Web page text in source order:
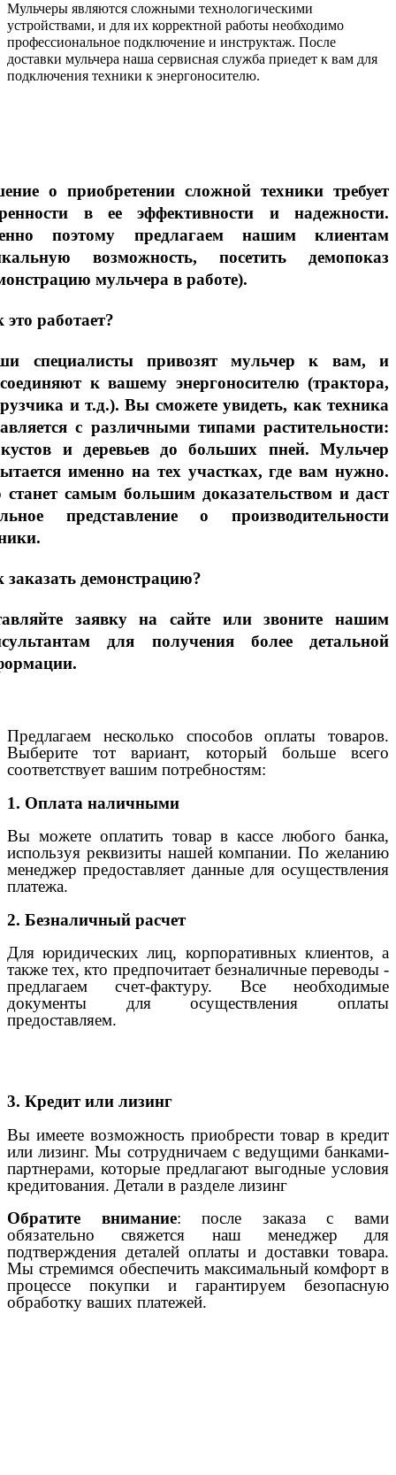
Мульчеры являются сложными технологическими
устройствами, и для их корректной работы необходимо
профессиональное подключение и инструктаж. После
доставки мульчера наша сервисная служба приедет к вам для
подключения техники к энергоносителю.
о приобретении сложной техники требует
в ее эффективности и надежности.
поэтому предлагаем нашим клиентам
возможность, посетить демопоказ
мульчера в работе).
это работает?
специалисты привозят мульчер к вам, и
к вашему энергоносителю (трактора,
и т.д.). Вы сможете увидеть, как техника
с различными типами растительности:
и деревьев до больших пней. Мульчер
именно на тех участках, где вам нужно.
станет самым большим доказательством и даст
представление о производительности
заказать демонстрацию?
заявку на сайте или звоните нашим
для получения более детальной
Предлагаем несколько способов оплаты товаров.
Выберите тот вариант, который больше всего
соответствует вашим потребностям:
1. Оплата наличными
Вы можете оплатить товар в кассе любого банка,
используя реквизиты нашей компании. По желанию
менеджер предоставляет данные для осуществления
платежа.
2. Безналичный расчет
Для юридических лиц, корпоративных клиентов, а
также тех, кто предпочитает безналичные переводы -
предлагаем счет-фактуру. Все необходимые
документы для осуществления оплаты
предоставляем.
3. Кредит или лизинг
Вы имеете возможность приобрести товар в кредит
или лизинг. Мы сотрудничаем с ведущими банками-
партнерами, которые предлагают выгодные условия
кредитования. Детали в разделе лизинг
Обратите внимание: после заказа с вами
обязательно свяжется наш менеджер для
подтверждения деталей оплаты и доставки товара.
Мы стремимся обеспечить максимальный комфорт в
процессе покупки и гарантируем безопасную
обработку ваших платежей.